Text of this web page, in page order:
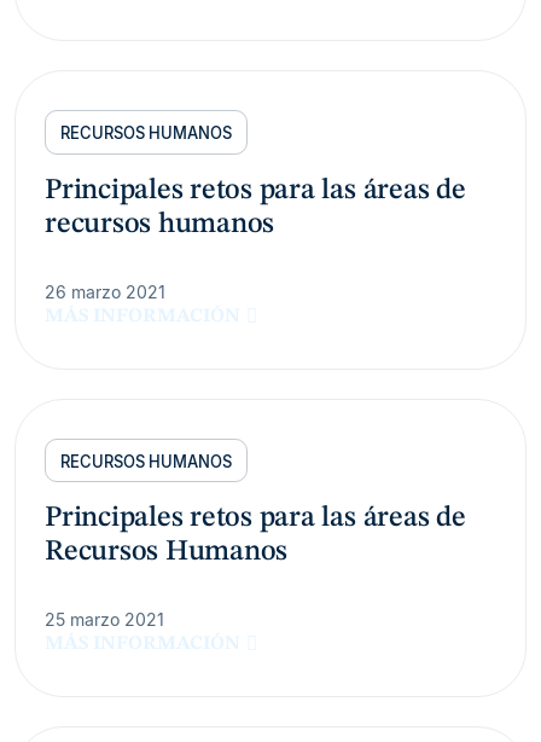
RECURSOS HUMANOS
Principales retos para las áreas de
recursos humanos
26 marzo 2021
MÁS INFORMACIÓN
RECURSOS HUMANOS
Principales retos para las áreas de
Recursos Humanos
25 marzo 2021
MÁS INFORMACIÓN